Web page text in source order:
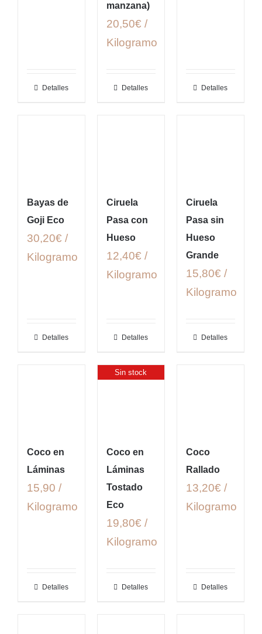
Detalles
manzana)
20,50€ /
Kilogramo
Detalles Detalles
Bayas de
Goji Eco
30,20€ /
Kilogramo
Detalles
Ciruela
Pasa con
Hueso
12,40€ /
Kilogramo
Detalles
Ciruela
Pasa sin
Hueso
Grande
15,80€ /
Kilogramo
Detalles
Coco en
Láminas
15,90 /
Kilogramo
Detalles
Sin stock
Coco en
Láminas
Tostado
Eco
19,80€ /
Kilogramo
Detalles
Coco
Rallado
13,20€ /
Kilogramo
Detalles